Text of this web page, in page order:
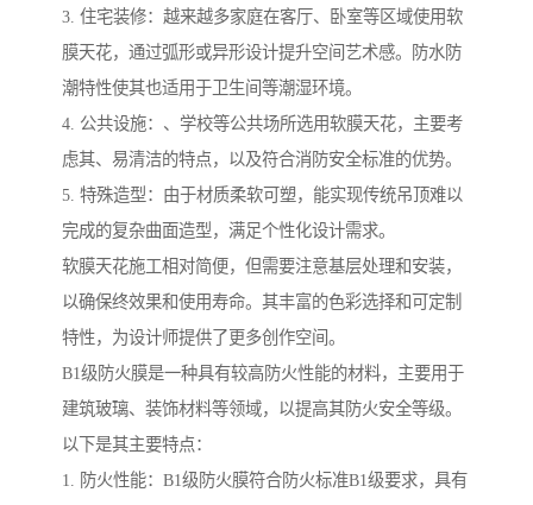
3. 住宅装修：越来越多家庭在客厅、卧室等区域使用软
膜天花，通过弧形或异形设计提升空间艺术感。防水防
潮特性使其也适用于卫生间等潮湿环境。
4. 公共设施：、学校等公共场所选用软膜天花，主要考
虑其、易清洁的特点，以及符合消防安全标准的优势。
5. 特殊造型：由于材质柔软可塑，能实现传统吊顶难以
完成的复杂曲面造型，满足个性化设计需求。
软膜天花施工相对简便，但需要注意基层处理和安装，
以确保终效果和使用寿命。其丰富的色彩选择和可定制
特性，为设计师提供了更多创作空间。
B1级防火膜是一种具有较高防火性能的材料，主要用于
建筑玻璃、装饰材料等领域，以提高其防火安全等级。
以下是其主要特点：
1. 防火性能：B1级防火膜符合防火标准B1级要求，具有